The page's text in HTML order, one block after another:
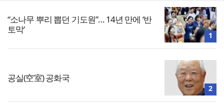
“소나무 뿌리 뽑던 기도원”… 14년 만에 ‘반
토막’
1
공실(空室) 공화국
2